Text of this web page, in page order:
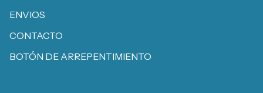
ENVIOS
CONTACTO
BOTÓN DE ARREPENTIMIENTO